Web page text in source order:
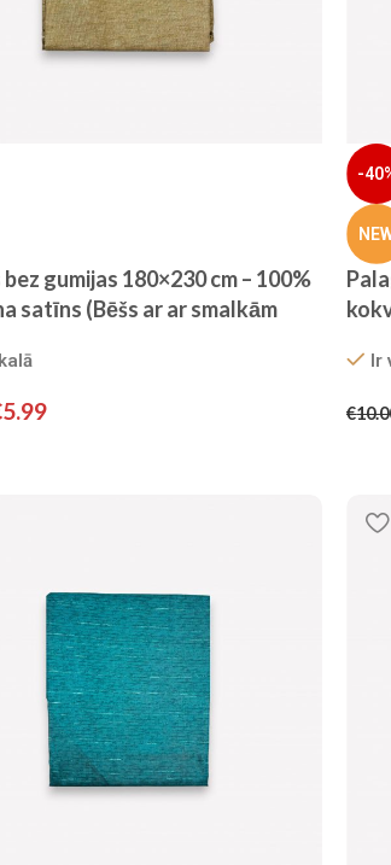
gumijas 180×230 cm – 100%
satīns (Bēšs ar ar smalkām
5.99
-
Ir
€